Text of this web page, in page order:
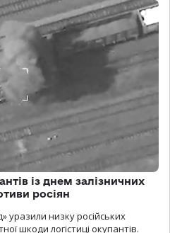
із днем залізничних
росіян
уразили низку російських
шкоди логістиці окупантів.